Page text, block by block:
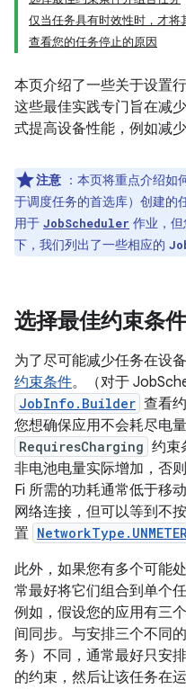
仅当任务具有时效性时，才将
查看您的任务停止的原因
本页介绍了一些关于设置
这些最佳实践专门旨在减
式提高设备性能，例如减少
注意 ：本页将重点介绍如
于调度任务的首选库）创建的
用于 JobScheduler 作业，
下，我们列出了一些相应的
选择最佳约束条
为了尽可能减少任务在设
约束条件。（对于
JobInfo.Builder 查看
您想确保应用不会耗尽电
RequiresCharging 约束
非电池电量实际增加，否
Fi 所需的功耗通常低于移
网络连接，但可以等到不
置
此外，如果您有多个可能
常最好将它们组合到单个
例如，假设您的应用有三
间同步。与安排三个不同
务）不同，通常最好只安
的约束，然后让该任务在